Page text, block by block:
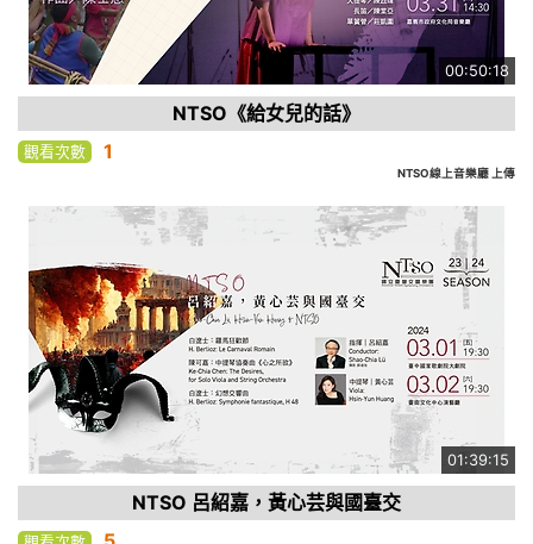
00:50:18
NTSO《給女兒的話》
觀看次數 1
NTSO線上音樂廳 上傳
01:39:15
NTSO 呂紹嘉，黃心芸與國臺交